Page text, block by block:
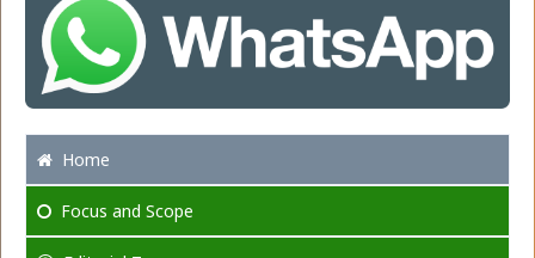
Home
Focus and Scope